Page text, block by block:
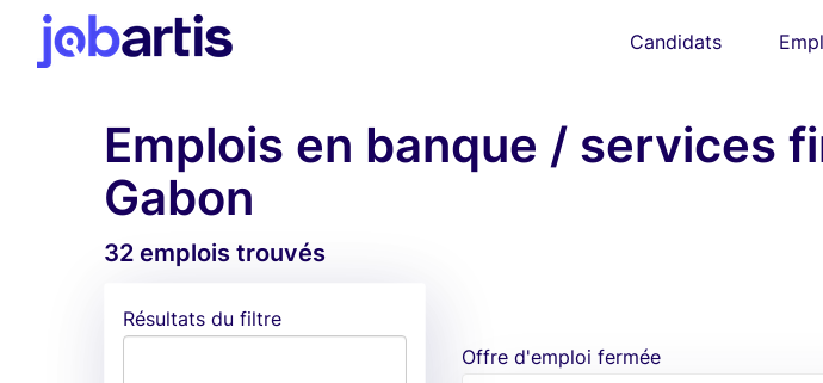
Candidats
Emplois en banque / services
Gabon
32 emplois trouvés
Résultats du filtre
Offre d'emploi fermée